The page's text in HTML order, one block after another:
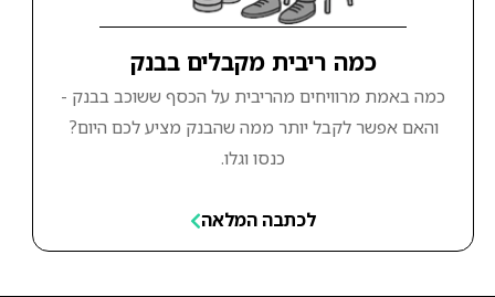
כמה ריבית מקבלים בבנק
כמה באמת מרוויחים מהריבית על הכסף ששוכב בבנק -
והאם אפשר לקבל יותר ממה שהבנק מציע לכם היום?
כנסו וגלו.
לכתבה המלאה